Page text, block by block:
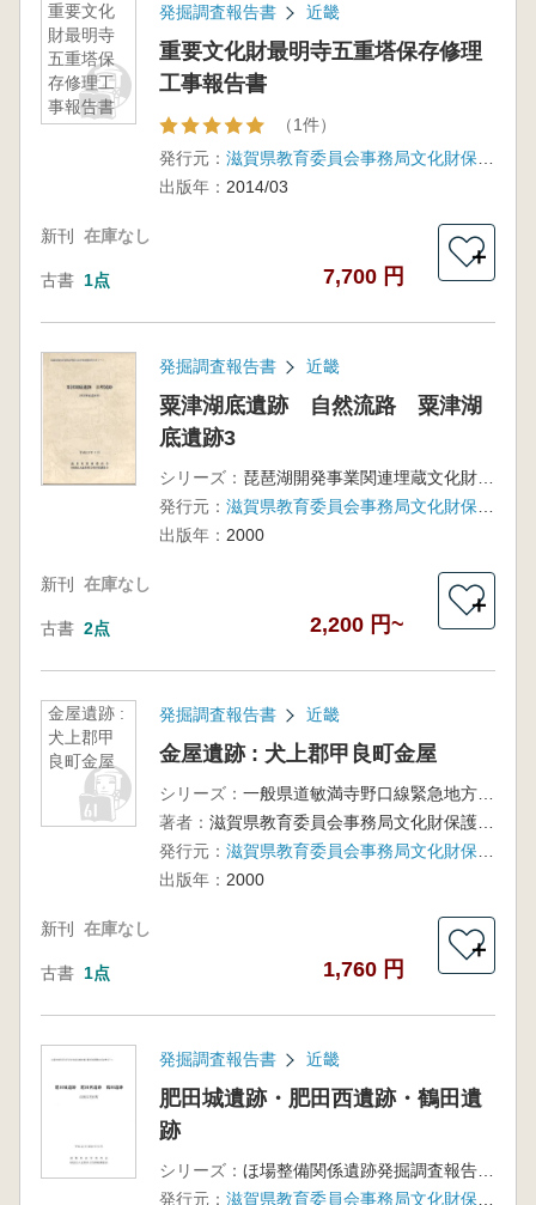
重要文化
財最明寺
五重塔保
存修理工
事報告書
発掘調査報告書 近畿
重要文化財最明寺五重塔保存修理
工事報告書
（1件）
発行元：
出版年： 2014/03
新刊 在庫なし
古書 1点 7,700 円
＋
発掘調査報告書 近畿
粟津湖底遺跡 自然流路 粟津湖
底遺跡3
シリーズ：
琵琶湖開発事業関連埋蔵文化財発掘調査報告書3-2
発行元：
出版年： 2000
新刊 在庫なし
古書 2点 2,200 円~
＋
金屋遺跡 :
犬上郡甲
良町金屋
発掘調査報告書 近畿
金屋遺跡 : 犬上郡甲良町金屋
シリーズ：
一般県道敏満寺野口線緊急地方道路整備事業に伴う発掘調査報告書
著者：
滋賀県教育委員会事務局文化財保護課, 滋賀県文化財保護協会編
発行元：
出版年： 2000
新刊 在庫なし
古書 1点 1,760 円
＋
発掘調査報告書 近畿
肥田城遺跡・肥田西遺跡・鶴田遺
跡
シリーズ：
ほ場整備関係遺跡発掘調査報告書 37‐1
発行元：